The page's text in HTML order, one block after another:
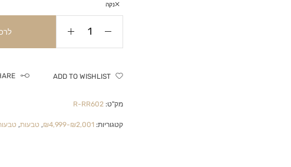
נקה
ADD TO WISHLIST
מק"ט: R-RR602
קטגוריות: ₪2,001-₪4,999
, טבעות,